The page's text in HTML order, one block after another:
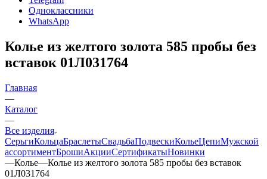
Одноклассники
WhatsApp
Колье из желтого золота 585 пробы без
вставок 01Л031764
Главная
—
Каталог
—
Все изделия
СерьгиКольцаБраслетыСвадьбаПодвескиКольеЦепиМужской
ассортиментБрошиАкцииСертификатыНовинки
—Колье—Колье из желтого золота 585 пробы без вставок
01Л031764